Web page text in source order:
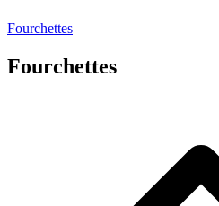
Fourchettes
Fourchettes